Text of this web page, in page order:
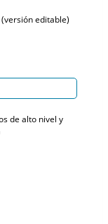
editable)
de alto nivel y